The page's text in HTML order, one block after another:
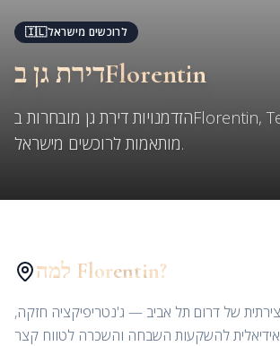
🇮🇱לרוכשים מישראל
דירת גן בFlorentin
הזדמנויות דירת גן מובחרות בFlorentin, Tel Aviv —
מותאמות לרוכשים מישראל.
למה Florentin?
של דרום תל אביב — ג'נטריפיקציה חזקה,